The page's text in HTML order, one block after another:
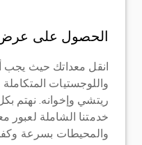
الحصول على عرض
انقل معداتك حيث
واللوجستيات
ريتشي وإخوانه. نهتم
خدمتنا الشاملة لعبور
والمحيطات بسرعة